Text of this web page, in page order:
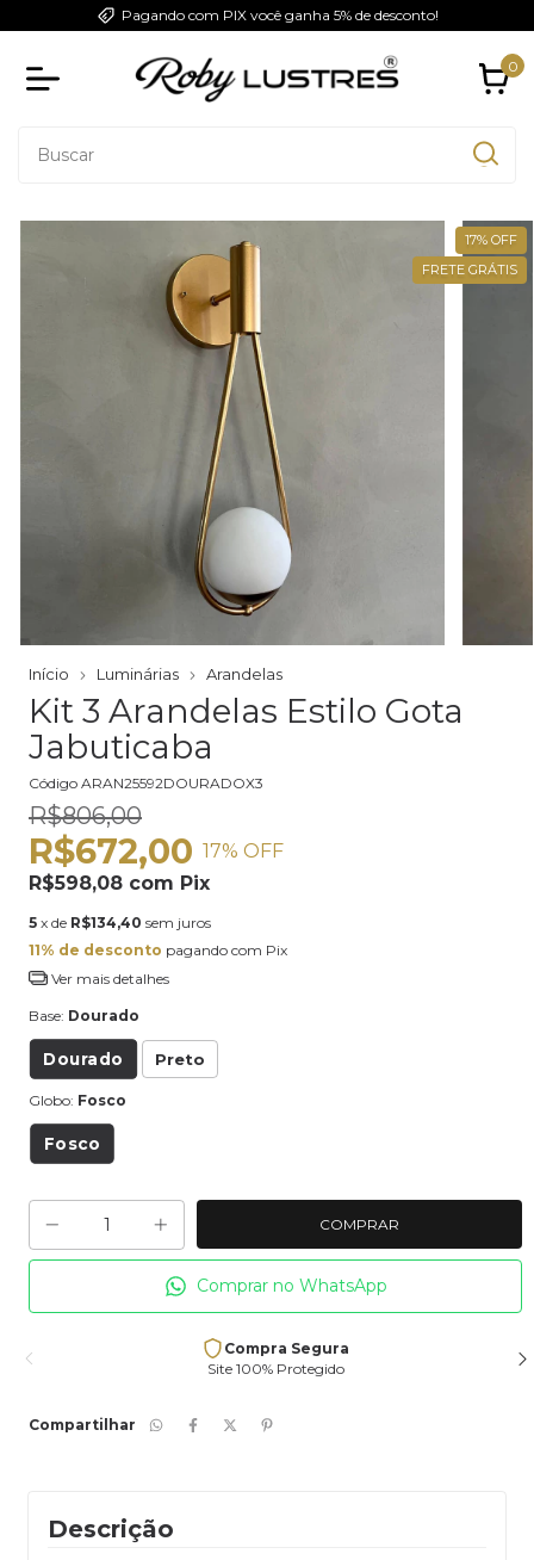
Pagando com PIX você ganha 5% de desconto!
0
17% OFF
FRETE GRÁTIS
Início Luminárias Arandelas
Kit 3 Arandelas Estilo Gota
Jabuticaba
Código ARAN25592DOURADOX3
R$806,00
R$672,00 17% OFF
R$598,08 com Pix
5 x de R$134,40 sem juros
11% de desconto pagando com Pix
Ver mais detalhes
Base: Dourado
Dourado Preto
Globo: Fosco
Fosco
Comprar no WhatsApp
Compra Segura
Site 100% Protegido
Compartilhar
Descrição